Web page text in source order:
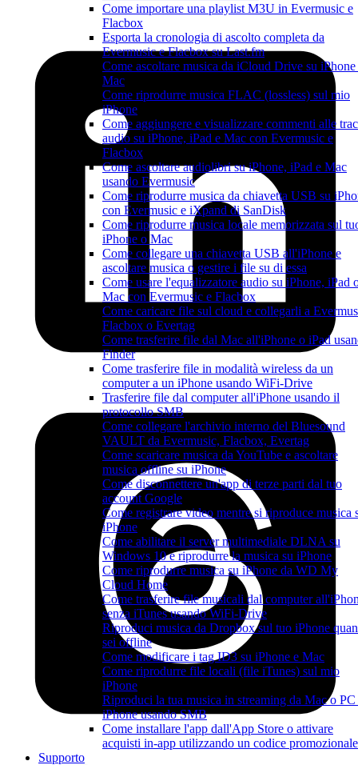
Come importare una playlist M3U in Evermusic e
Flacbox
Esporta la cronologia di ascolto completa da
Evermusic e Flacbox su Last.fm
Come ascoltare musica da iCloud Drive su iPhone
Mac
Come riprodurre musica FLAC (lossless) sul mio
iPhone
Come aggiungere e visualizzare commenti alle
audio su iPhone, iPad e Mac con Evermusic e
Flacbox
Come ascoltare audiolibri su iPhone, iPad e Mac
usando Evermusic
Come riprodurre musica da chiavetta USB su
con Evermusic e iXpand di SanDisk
Come riprodurre musica locale memorizzata sul
iPhone o Mac
Come collegare una chiavetta USB all'iPhone e
ascoltare musica o gestire i file su di essa
Come usare l'equalizzatore audio su iPhone, iPad
Mac con Evermusic e Flacbox
Come caricare file sul cloud e collegarli a
Flacbox o Evertag
Come trasferire file dal Mac all'iPhone o iPad
Finder
Come trasferire file in modalità wireless da un
computer a un iPhone usando WiFi-Drive
Trasferire file dal computer all'iPhone usando il
protocollo SMB
Come collegare l'archivio interno del Bluesound
VAULT da Evermusic, Flacbox, Evertag
Come scaricare musica da YouTube e ascoltare
musica offline su iPhone
Come disconnettere un'app di terze parti dal tuo
account Google
Come registrare video mentre si riproduce musica
iPhone
Come abilitare il server multimediale DLNA su
Windows 10 e riprodurre la musica su iPhone
Come riprodurre musica su iPhone da WD My
Cloud Home
Come trasferire file musicali dal computer
senza iTunes usando WiFi-Drive
Riproduci musica da Dropbox sul tuo iPhone
sei offline
Come modificare i tag ID3 su iPhone e Mac
Come riprodurre file locali (file iTunes) sul mio
iPhone
Riproduci la tua musica in streaming da Mac o PC
iPhone usando SMB
Come installare l'app dall'App Store o attivare
acquisti in-app utilizzando un codice promozionale
Supporto